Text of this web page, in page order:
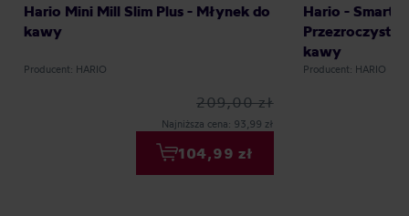
Hario Mini Mill Slim Plus - Młynek do
kawy
Producent: HARIO
209,00 zł
Najniższa cena: 93,99 zł
104,99 zł
Hario - Smart
Przezroczysty
kawy
Producent: HARIO